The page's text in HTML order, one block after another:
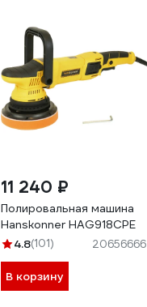
11 240 ₽
Полировальная машина
Hanskonner HAG918CPE
4.8(101) 20656666
В корзину